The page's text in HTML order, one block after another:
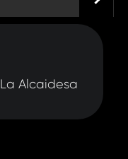
La Alcaidesa